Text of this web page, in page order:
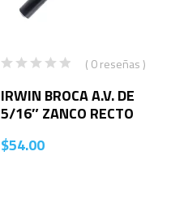
( 0 reseñas )
IRWIN BROCA A.V. DE
5/16″ ZANCO RECTO
$54.00